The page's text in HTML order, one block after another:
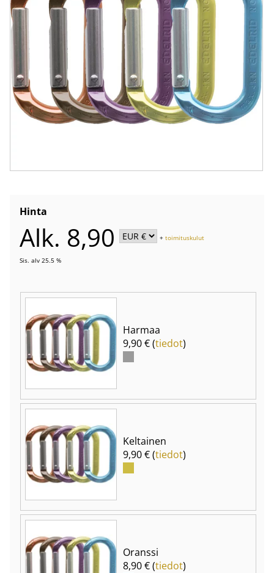
Hinta
Alk. 8,90 +toimituskulut
Sis. alv 25.5 %
Harmaa
9,90 € (tiedot)
Keltainen
9,90 € (tiedot)
Oranssi
8,90 € (tiedot)